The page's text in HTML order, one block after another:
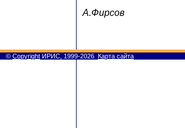
А.Фирсов
© Copyright ИРИС, 1999-2026 Карта сайта